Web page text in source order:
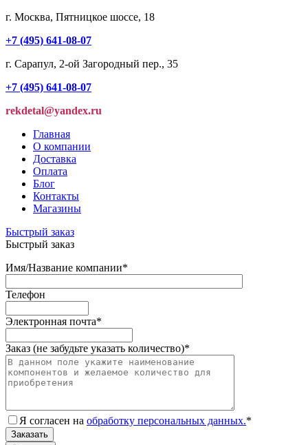
г. Москва, Пятницкое шоссе, 18
+7 (495) 641-08-07
г. Сарапул, 2-ой Загородный пер., 35
+7 (495) 641-08-07
rekdetal@yandex.ru
Главная
О компании
Доставка
Оплата
Блог
Контакты
Магазины
Быстрый заказ
Быстрый заказ
Имя/Название компании*
Телефон
Электронная почта*
Заказ (не забудьте указать количество)*
Я согласен на обработку персональных данных.*